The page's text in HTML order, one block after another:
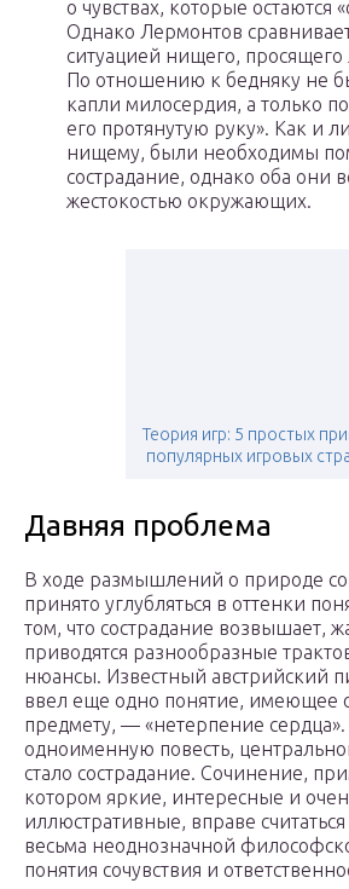
о чувствах, которые остаются
Однако Лермонтов
ситуацией нищего, просящего
По отношению к бедняку не
капли милосердия, а только
его протянутую руку». Как и
нищему, были необходимы
сострадание, однако оба они
жестокостью окружающих.
Теория игр: 5 простых
популярных игровых
Давняя проблема
В ходе размышлений о природе
принято углубляться в оттенки
том, что сострадание возвышает,
приводятся разнообразные
нюансы. Известный австрийский
ввел еще одно понятие, имеющее
предмету, — «нетерпение
одноименную повесть,
стало сострадание. Сочинение,
котором яркие, интересные и
иллюстративные, вправе
весьма неоднозначной
понятия сочувствия и